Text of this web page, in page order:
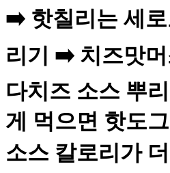
➡️ 핫칠리는 세
리기 ➡️ 치즈맛
다치즈 소스 뿌
게 먹으면 핫도
소스 칼로리가